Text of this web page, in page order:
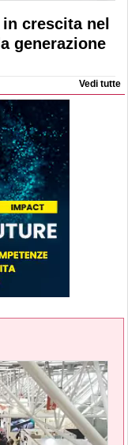
crescita nel
generazione
Vedi tutte